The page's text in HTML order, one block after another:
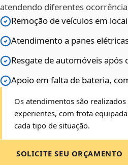
atendendo diferentes
Remoção de veículos em
Atendimento a panes
Resgate de automóveis após
Apoio em falta de bateria,
Os atendimentos são
experientes, com frota
cada tipo de situação.
SOLICITE SEU ORÇAMENTO